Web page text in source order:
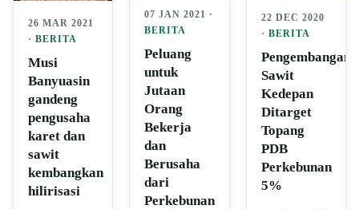
26 MAR 2021
· BERITA
Musi
Banyuasin
gandeng
pengusaha
karet dan
sawit
kembangkan
hilirisasi
07 JAN 2021 ·
BERITA
Peluang
untuk
Jutaan
Orang
Bekerja
dan
Berusaha
dari
Perkebunan
22 DEC 2020
· BERITA
Pengembangan
Sawit
Kedepan
Ditarget
Topang
PDB
Perkebunan
5%